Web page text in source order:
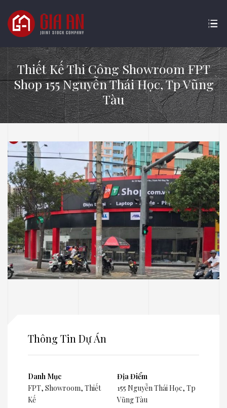
Thiết Kế Thi Công Showroom FPT
Shop 155 Nguyễn Thái Học, Tp Vũng
Tàu
Thông Tin Dự Án
Danh Mục
FPT, Showroom, Thiết
Kế
Địa Điểm
155 Nguyễn Thái Học, Tp
Vũng Tàu